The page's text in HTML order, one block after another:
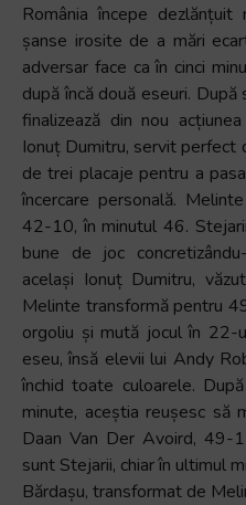
România începe
șanse irosite de a mări
adversar face ca în cinci
după încă două eseuri. După
finalizează din nou
Ionuț Dumitru, servit perfect
de trei placaje pentru a
încercare personală.
42-10, în minutul 46.
bune de joc
același Ionuț Dumitru,
Melinte transformă pentru
orgoliu și mută jocul în 22-
eseu, însă elevii lui Andy
închid toate culoarele.
minute, aceștia reușesc să
Daan Van Der Avoird, 49-
sunt Stejarii, chiar în ultimul
Bărdașu, transformat de